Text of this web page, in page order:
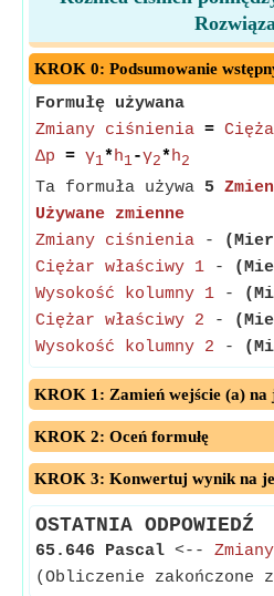
KROK 0: Podsumowanie
Formułę używana
Zmiany ciśnienia =
Δp = γ1*h1-γ2*h2
Ta formuła używa 5
Używane zmienne
Zmiany ciśnienia -
Ciężar właściwy 1 -
Wysokość kolumny 1 -
Ciężar właściwy 2 -
Wysokość kolumny 2 -
KROK 1: Zamień wejście (a) na
KROK 2: Oceń formułę
KROK 3: Konwertuj wynik na
OSTATNIA ODPOWIEDŹ
65.646 Pascal <--
(Obliczenie zakończone